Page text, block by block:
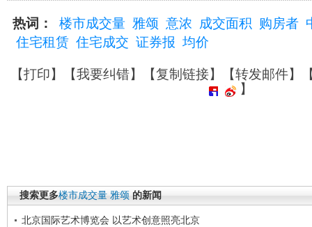
热词： 楼市成交量 雅颂 意浓 成交面积 购房者
住宅租赁 住宅成交 证券报 均价
【打印】【我要纠错】【复制链接】【转发邮件】
】
搜索更多楼市成交量 雅颂 的新闻
北京国际艺术博览会 以艺术创意照亮北京